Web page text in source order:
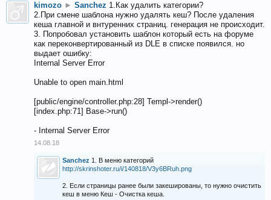
kimozo ► Sanchez 1.Как удалить категории?
2.При смене шаблона нужно удалять кеш? После удаления
кеша главной и внтуренних страниц. генерация не происходит.
3. Попробовал установить шаблон который есть на форуме
как переконвертированный из DLE в списке появился. но
выдает ошибку:
Internal Server Error
Unable to open main.html
[public/engine/controller.php:28] Templ->render()
[index.php:71] Base->run()
- Internal Server Error
14.08.18
Sanchez 1. В меню категорий
http://skrinshoter.ru/i/140818/V3y6BRuh.png
2. Если страницы ранее были закешированы, то нужно очистить
кеш в меню Кеш - Очистка кеша.